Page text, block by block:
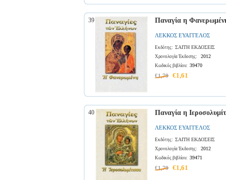
39 Παναγία η
ΛΕΚΚΟΣ ΕΥΑΓΓΕΛΟΣ
Εκδότης: ΣΑΙΤΗ ΕΚΔΟΣΕΙΣ
Χρονολογία Έκδοσης: 2012
Κωδικός βιβλίου: 39470
€1,79 €1,61
40 Παναγία η
ΛΕΚΚΟΣ ΕΥΑΓΓΕΛΟΣ
Εκδότης: ΣΑΙΤΗ ΕΚΔΟΣΕΙΣ
Χρονολογία Έκδοσης: 2012
Κωδικός βιβλίου: 39471
€1,79 €1,61